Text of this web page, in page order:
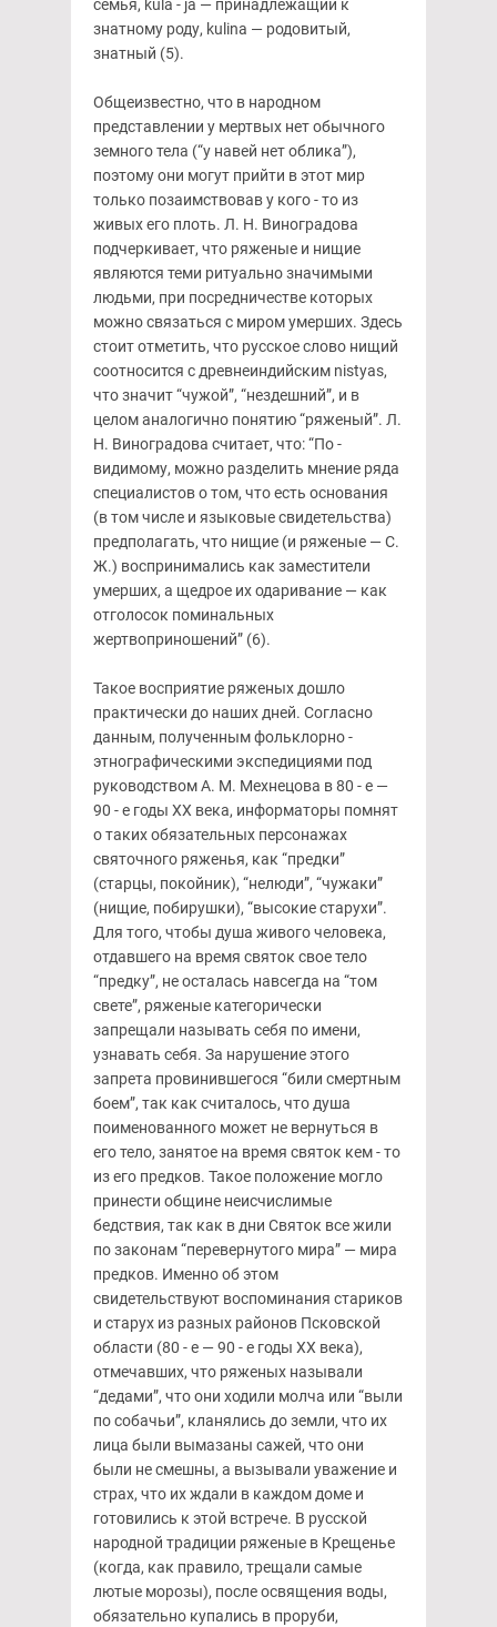
семья, kula - ja — принадлежащий к
знатному роду, kulina — родовитый,
знатный (5).
Общеизвестно, что в народном
представлении у мертвых нет обычного
земного тела (“у навей нет облика”),
поэтому они могут прийти в этот мир
только позаимствовав у кого - то из
живых его плоть. Л. Н. Виноградова
подчеркивает, что ряженые и нищие
являются теми ритуально значимыми
людьми, при посредничестве которых
можно связаться с миром умерших. Здесь
стоит отметить, что русское слово нищий
соотносится с древнеиндийским nistyas,
что значит “чужой”, “нездешний”, и в
целом аналогично понятию “ряженый”. Л.
Н. Виноградова считает, что: “По -
видимому, можно разделить мнение ряда
специалистов о том, что есть основания
(в том числе и языковые свидетельства)
предполагать, что нищие (и ряженые — С.
Ж.) воспринимались как заместители
умерших, а щедрое их одаривание — как
отголосок поминальных
жертвоприношений” (6).
Такое восприятие ряженых дошло
практически до наших дней. Согласно
данным, полученным фольклорно -
этнографическими экспедициями под
руководством А. М. Мехнецова в 80 - е —
90 - е годы XX века, информаторы помнят
о таких обязательных персонажах
святочного ряженья, как “предки”
(старцы, покойник), “нелюди”, “чужаки”
(нищие, побирушки), “высокие старухи”.
Для того, чтобы душа живого человека,
отдавшего на время святок свое тело
“предку”, не осталась навсегда на “том
свете”, ряженые категорически
запрещали называть себя по имени,
узнавать себя. За нарушение этого
запрета провинившегося “били смертным
боем”, так как считалось, что душа
поименованного может не вернуться в
его тело, занятое на время святок кем - то
из его предков. Такое положение могло
принести общине неисчислимые
бедствия, так как в дни Святок все жили
по законам “перевернутого мира” — мира
предков. Именно об этом
свидетельствуют воспоминания стариков
и старух из разных районов Псковской
области (80 - е — 90 - е годы XX века),
отмечавших, что ряженых называли
“дедами”, что они ходили молча или “выли
по собачьи”, кланялись до земли, что их
лица были вымазаны сажей, что они
были не смешны, а вызывали уважение и
страх, что их ждали в каждом доме и
готовились к этой встрече. В русской
народной традиции ряженые в Крещенье
(когда, как правило, трещали самые
лютые морозы), после освящения воды,
обязательно купались в проруби,